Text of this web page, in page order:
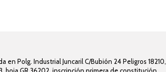
en Polg. Industrial Juncaril C/Bubión 24 Peligros 18210,